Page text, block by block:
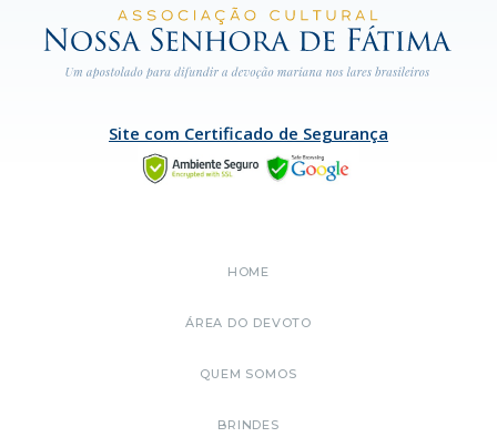
Site com Certificado de Segurança
HOME
ÁREA DO DEVOTO
QUEM SOMOS
BRINDES